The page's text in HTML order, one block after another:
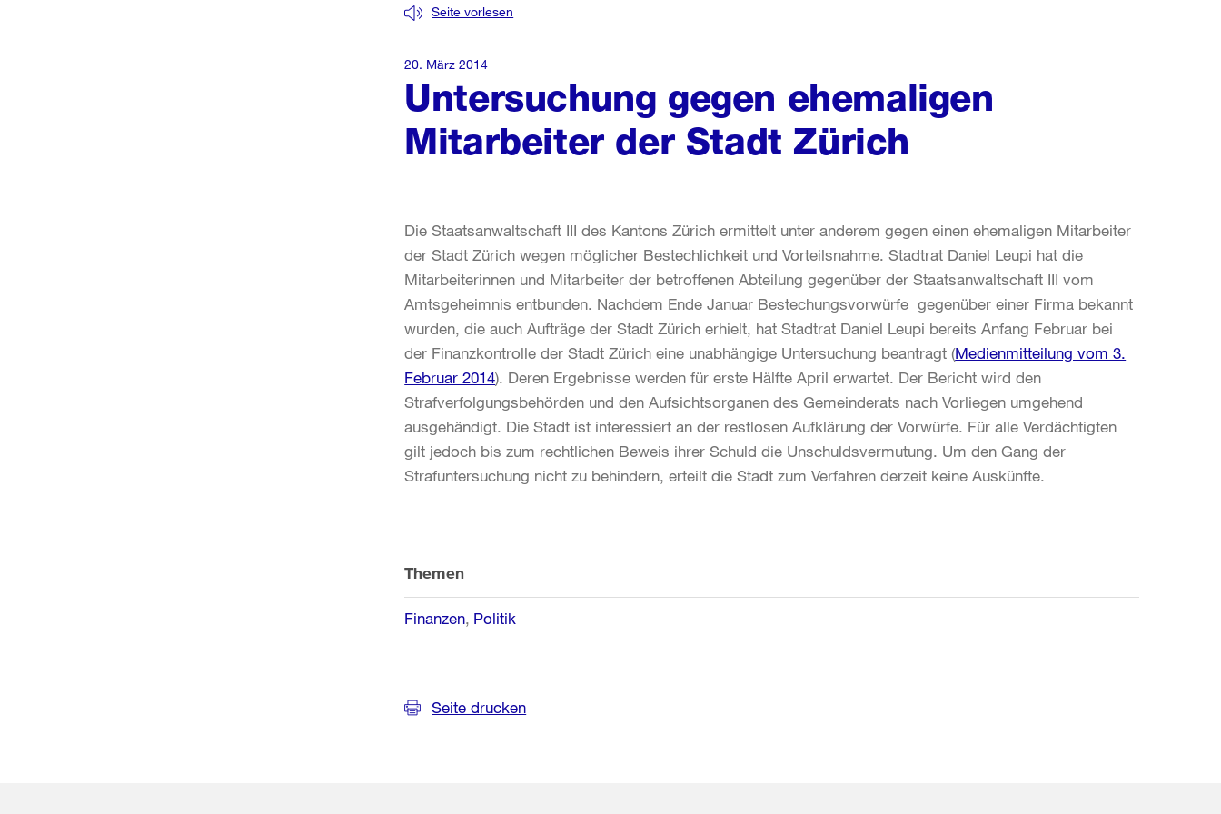
Untersuchung gegen ehemaligen
Mitarbeiter der Stadt Zürich
Seite vorlesen
20. März 2014
Die Staatsanwaltschaft III des Kantons Zürich ermittelt unter anderem gegen einen ehemaligen Mitarbeiter
der Stadt Zürich wegen möglicher Bestechlichkeit und Vorteilsnahme. Stadtrat Daniel Leupi hat die
Mitarbeiterinnen und Mitarbeiter der betroffenen Abteilung gegenüber der Staatsanwaltschaft III vom
Amtsgeheimnis entbunden. Nachdem Ende Januar Bestechungsvorwürfe gegenüber einer Firma bekannt
wurden, die auch Aufträge der Stadt Zürich erhielt, hat Stadtrat Daniel Leupi bereits Anfang Februar bei
der Finanzkontrolle der Stadt Zürich eine unabhängige Untersuchung beantragt (Medienmitteilung vom 3.
Februar 2014). Deren Ergebnisse werden für erste Hälfte April erwartet. Der Bericht wird den
Strafverfolgungsbehörden und den Aufsichtsorganen des Gemeinderats nach Vorliegen umgehend
ausgehändigt. Die Stadt ist interessiert an der restlosen Aufklärung der Vorwürfe. Für alle Verdächtigten
gilt jedoch bis zum rechtlichen Beweis ihrer Schuld die Unschuldsvermutung. Um den Gang der
Strafuntersuchung nicht zu behindern, erteilt die Stadt zum Verfahren derzeit keine Auskünfte.
Informationen
Themen
Finanzen Politik
Seite drucken